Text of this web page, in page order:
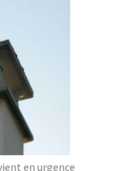
en urgence